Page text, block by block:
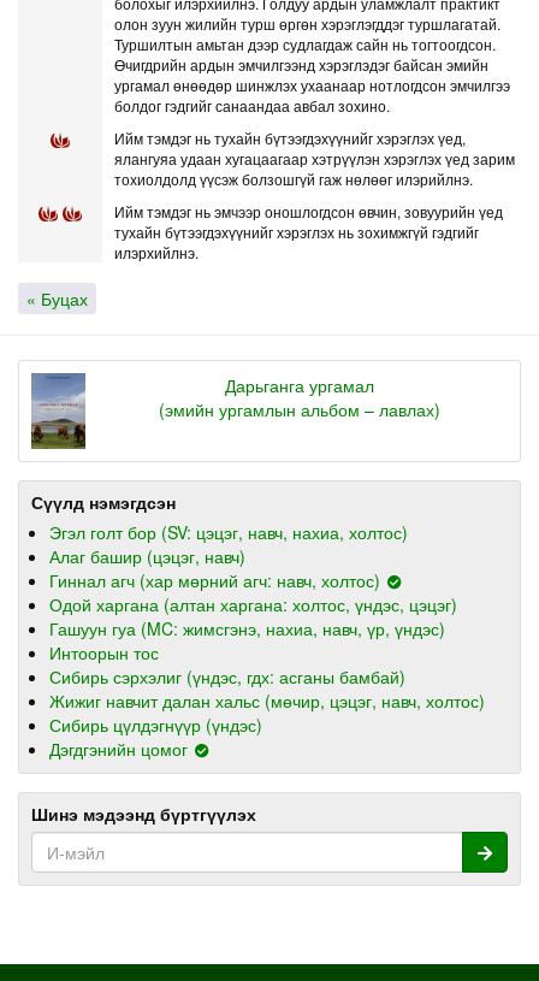
олон зуун жилийн турш өргөн хэрэглэгддэг туршлагатай.
Туршилтын амьтан дээр судлагдаж сайн нь тогтоогдсон.
Өчигдрийн ардын эмчилгээнд хэрэглэдэг байсан эмийн
ургамал өнөөдөр шинжлэх ухаанаар нотлогдсон эмчилгээ
болдог гэдгийг санаандаа авбал зохино.
Ийм тэмдэг нь тухайн бүтээгдэхүүнийг хэрэглэх үед,
ялангуяа удаан хугацаагаар хэтрүүлэн хэрэглэх үед зарим
тохиолдолд үүсэж болзошгүй гаж нөлөөг илэрийлнэ.
Ийм тэмдэг нь эмчээр оношлогдсон өвчин, зовуурийн үед
тухайн бүтээгдэхүүнийг хэрэглэх нь зохимжгүй гэдгийг
илэрхийлнэ.
« Буцах
Дарьганга ургамал
(эмийн ургамлын альбом – лавлах)
Сүүлд нэмэгдсэн
Эгэл голт бор (SV: цэцэг, навч, нахиа, холтос)
Алаг башир (цэцэг, навч)
Гиннал агч (хар мөрний агч: навч, холтос)
Одой харгана (алтан харгана: холтос, үндэс, цэцэг)
Гашуун гуа (MC: жимсгэнэ, нахиа, навч, үр, үндэс)
Интоорын тос
Сибирь сэрхэлиг (үндэс, гдх: асганы бамбай)
Жижиг навчит далан хальс (мөчир, цэцэг, навч, холтос)
Сибирь цүлдэгнүүр (үндэс)
Дэгдгэнийн цомог
Шинэ мэдээнд бүртгүүлэх